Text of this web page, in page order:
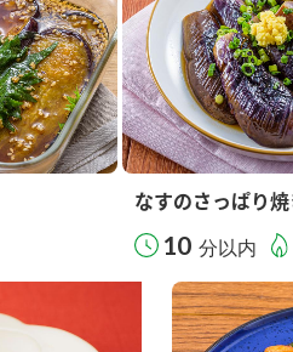
なすのさっぱり
10 分以内